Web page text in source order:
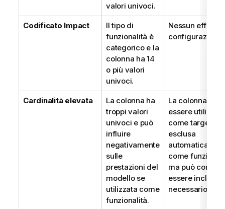
valori univoci.
Codificato Impact
Il tipo di
funzionalità è
categorico e la
colonna ha 14
o più valori
univoci.
Nessun effetto
configurazione.
Cardinalità elevata
La colonna ha
troppi valori
univoci e può
influire
negativamente
sulle
prestazioni del
modello se
utilizzata come
funzionalità.
La colonna non
essere utilizzata
come target.
esclusa
come
ma può
essere inclusa
necessario.